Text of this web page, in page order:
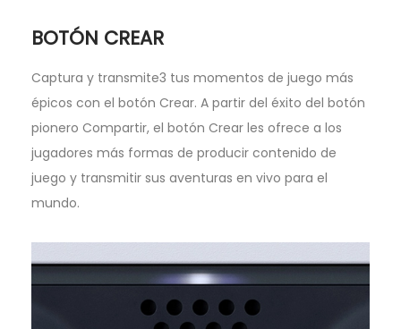
BOTÓN CREAR
Captura y transmite3 tus momentos de juego más
épicos con el botón Crear. A partir del éxito del botón
pionero Compartir, el botón Crear les ofrece a los
jugadores más formas de producir contenido de
juego y transmitir sus aventuras en vivo para el
mundo.